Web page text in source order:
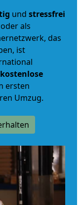
und stressfrei
oder als
das
ist
ersten
Umzug.